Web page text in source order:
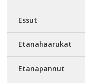
Essut
Etanahaarukat
Etanapannut